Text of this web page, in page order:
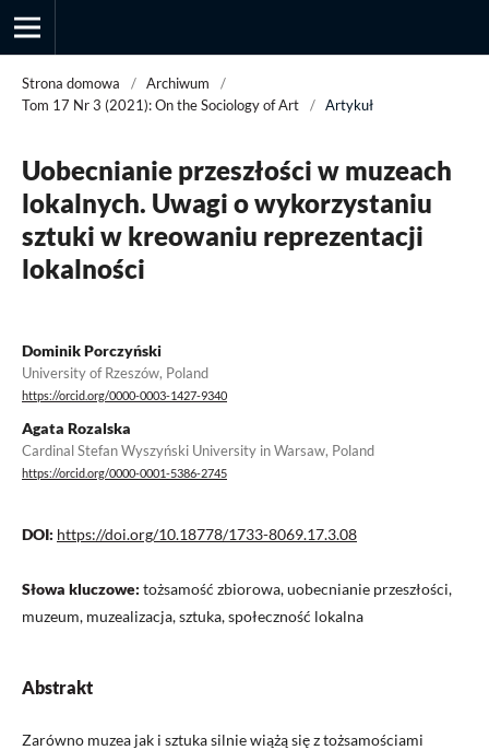
Przegląd Socjologii Jakościowej
Strona domowa / Archiwum
/
Tom 17 Nr 3 (2021): On the Sociology of Art
/ Artykuł
Uobecnianie przeszłości w muzeach
lokalnych. Uwagi o wykorzystaniu
sztuki w kreowaniu reprezentacji
lokalności
Dominik Porczyński
University of Rzeszów, Poland
https://orcid.org/0000-0003-1427-9340
Agata Rozalska
Cardinal Stefan Wyszyński University in Warsaw, Poland
https://orcid.org/0000-0001-5386-2745
DOI: https://doi.org/10.18778/1733-8069.17.3.08
Słowa kluczowe: tożsamość zbiorowa, uobecnianie przeszłości,
muzeum, muzealizacja, sztuka, społeczność lokalna
Abstrakt
Zarówno muzea jak i sztuka silnie wiążą się z tożsamościami